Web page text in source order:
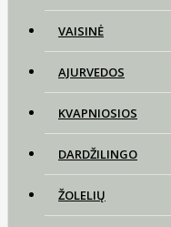
VAISINĖ
AJURVEDOS
KVAPNIOSIOS
DARDŽILINGO
ŽOLELIŲ